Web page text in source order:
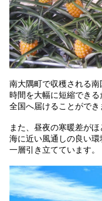
南大隅町で収穫される
時間を大幅に短縮でき
全国へ届けることができ
また、昼夜の寒暖差が
海に近い風通しの良い
一層引き立てています。